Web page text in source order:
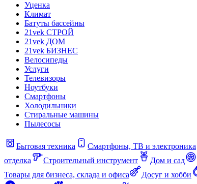
Уценка
Климат
Батуты бассейны
21vek СТРОЙ
21vek ДОМ
21vek БИЗНЕС
Велосипеды
Услуги
Телевизоры
Ноутбуки
Смартфоны
Холодильники
Стиральные машины
Пылесосы
Бытовая техника Смартфоны, ТВ и электроника
отделка
Строительный инструмент Дом и сад
Товары для бизнеса, склада и офиса
Досуг и хобби